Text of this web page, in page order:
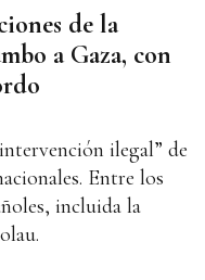
de la
a Gaza, con
ilegal” de
Entre los
incluida la